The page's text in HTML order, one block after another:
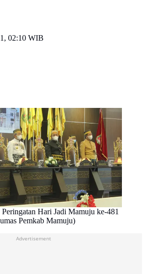
02:10 WIB
Peringatan Hari Jadi Mamuju ke-481
Pemkab Mamuju)
Advertisement